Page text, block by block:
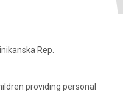
Rep.
providing personal